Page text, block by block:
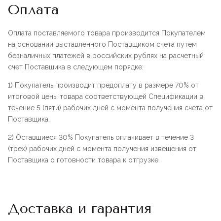
Оплата
Оплата поставляемого товара производится Покупателем
на основании выставленного Поставщиком счета путем
безналичных платежей в российских рублях на расчетный
счет Поставщика в следующем порядке:
1) Покупатель производит предоплату в размере 70% от
итоговой цены товара соответствующей Спецификации в
течение 5 (пяти) рабочих дней с момента получения счета от
Поставщика.
2) Оставшиеся 30% Покупатель оплачивает в течение 3
(трех) рабочих дней с момента получения извещения от
Поставщика о готовности товара к отгрузке.
Доставка и гарантия